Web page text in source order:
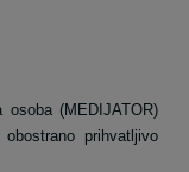
(MEDIJATOR)
prihvatljivo